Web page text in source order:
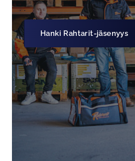
Hanki Rahtarit-jäsenyys